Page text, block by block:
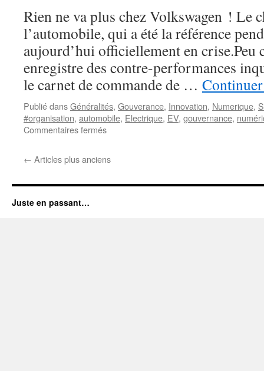
Rien ne va plus chez Volkswagen ! Le
l’automobile, qui a été la référence
aujourd’hui officiellement en crise.Peu
enregistre des contre-performances
le carnet de commande de …
Publié dansGénéralités, Gouverance, Innovation, Numerique,
#organisation, automobile, Electrique, EV, gouvernance,
Commentaires ferméssur
la
des
← Articles plus anciens
Juste en passant…